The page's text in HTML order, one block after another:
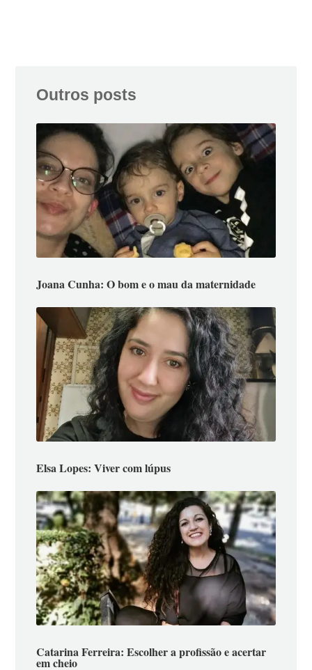
Outros posts
Joana Cunha: O bom e o mau da maternidade
Elsa Lopes: Viver com lúpus
Catarina Ferreira: Escolher a profissão e acertar
em cheio